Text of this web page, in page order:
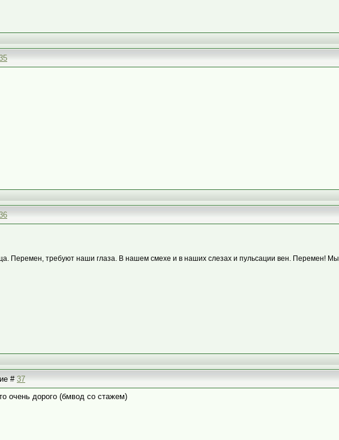
Перемен, требуют наши глаза. В нашем смехе и в наших слезах и пульсации вен. Перемен!
#37
очень дорого (бмвод со стажем)